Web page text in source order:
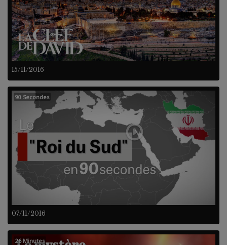
15/11/2016
07/11/2016
90 Secondes
26 Minutes